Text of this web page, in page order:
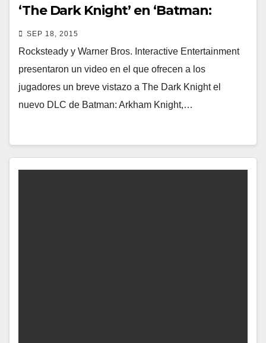
‘The Dark Knight’ en ‘Batman:
Arkham Knight’
SEP 18, 2015
Rocksteady y Warner Bros. Interactive Entertainment
presentaron un video en el que ofrecen a los
jugadores un breve vistazo a The Dark Knight el
nuevo DLC de Batman: Arkham Knight,…